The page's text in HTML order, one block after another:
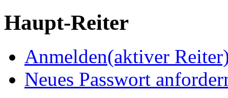
Haupt-Reiter
Anmelden(aktiver
Neues Passwort